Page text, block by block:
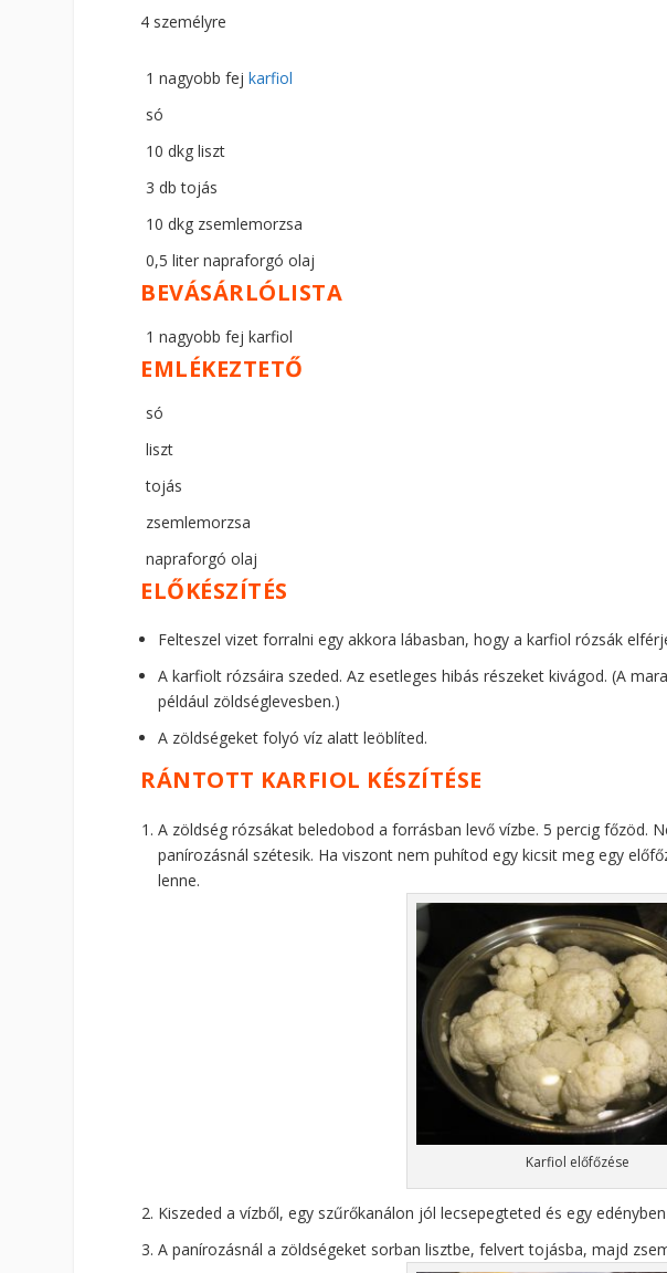
4 személyre
1 nagyobb fejkarfiol
só
10 dkg liszt
3 db tojás
10 dkg zsemlemorzsa
0,5 liter napraforgó olaj
BEVÁSÁRLÓLISTA
1 nagyobb fej karfiol
EMLÉKEZTETŐ
só
liszt
tojás
zsemlemorzsa
napraforgó olaj
ELŐKÉSZÍTÉS
Felteszel vizet forralni egy akkora lábasban, hogy a karfiol rózsák
A karfiolt rózsáira szeded. Az esetleges hibás részeket kivágod. (A
például zöldséglevesben.)
A zöldségeket folyó víz alatt leöblíted.
RÁNTOTT KARFIOL KÉSZÍTÉSE
A zöldség rózsákat beledobod a forrásban levő vízbe. 5 percig főzöd.
panírozásnál szétesik. Ha viszont nem puhítod egy kicsit meg egy
lenne.
Karfiol előfőzése
Kiszeded a vízből, egy szűrőkanálon jól lecsepegteted és egy
A panírozásnál a zöldségeket sorban lisztbe, felvert tojásba, majd